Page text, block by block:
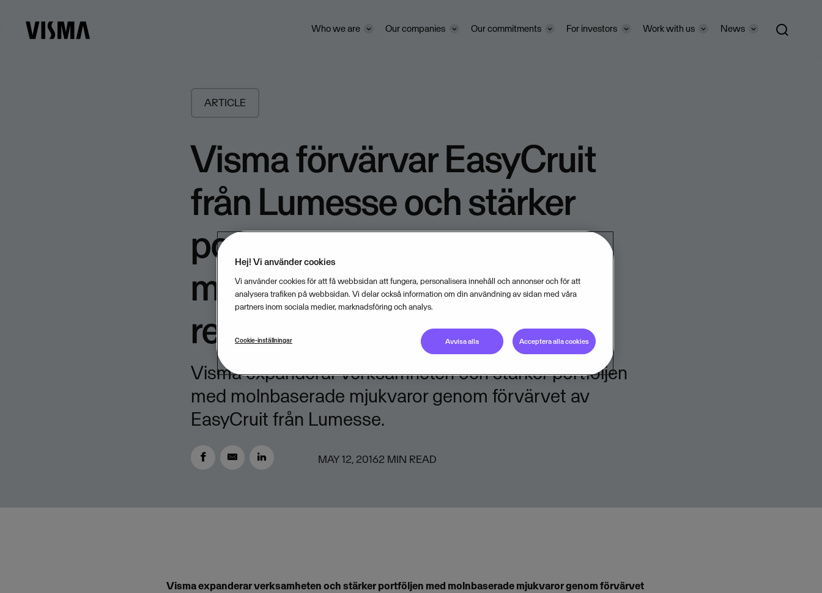
Who we are Our companies Our commitments For investors Work with us News
ARTICLE
Visma förvärvar EasyCruit
från Lumesse och stärker
positionen inom
molnbaserade
rekryteringslösningar
Visma expanderar verksamheten och stärker portföljen
med molnbaserade mjukvaror genom förvärvet av
EasyCruit från Lumesse.
MAY 12, 20162 MIN READ
Visma expanderar verksamheten och stärker portföljen med molnbaserade mjukvaror genom förvärvet
Hej! Vi använder cookies
Vi använder cookies för att få webbsidan att fungera, personalisera innehåll och annonser och för att
analysera trafiken på webbsidan. Vi delar också information om din användning av sidan med våra
partners inom sociala medier, marknadsföring och analys.
Cookie-inställningar Avvisa alla Acceptera alla cookies